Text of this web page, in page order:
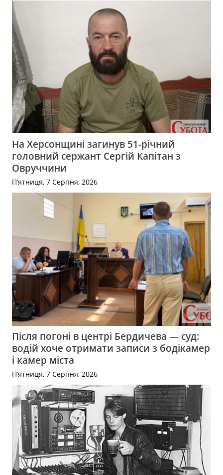
На Херсонщині загинув 51-річний
головний сержант Сергій Капітан з
Овруччини
П’ятниця, 7 Серпня, 2026
Після погоні в центрі Бердичева — суд:
водій хоче отримати записи з бодікамер
і камер міста
П’ятниця, 7 Серпня, 2026